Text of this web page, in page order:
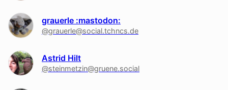
grauerle :mastodon:
@grauerle@social.tchncs.de
Astrid Hilt
@steinmetzin@gruene.social